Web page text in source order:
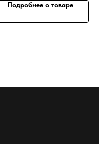
Подробнее о товаре